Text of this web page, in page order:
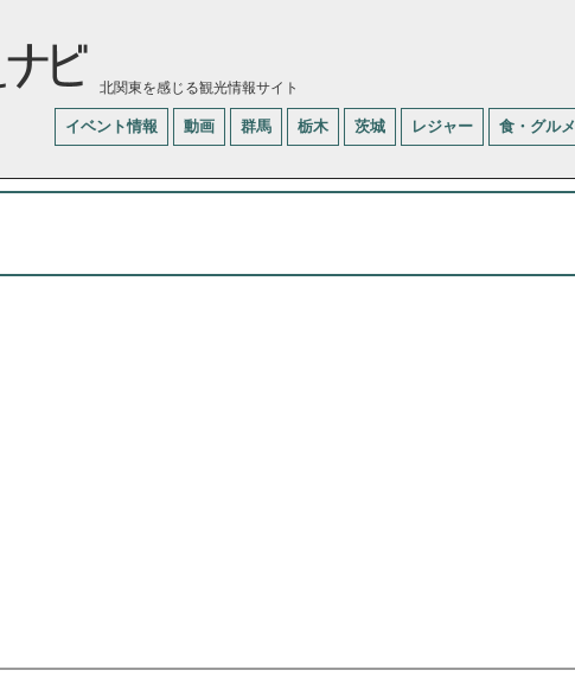
北関東を感じる観光情報サイト
イベント情報 動画 群馬 栃木 茨城 レジャー 食・グルメ